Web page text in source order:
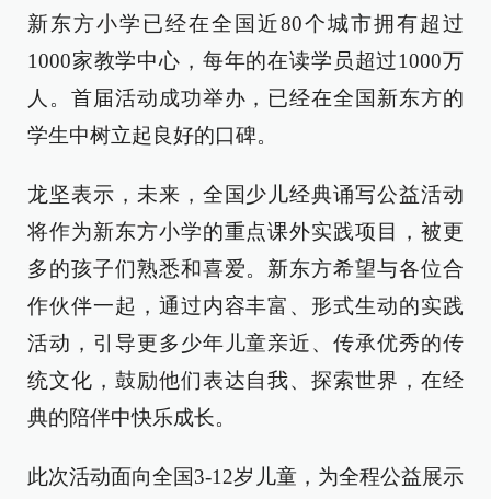
新东方小学已经在全国近80个城市拥有超过
1000家教学中心，每年的在读学员超过1000万
人。首届活动成功举办，已经在全国新东方的
学生中树立起良好的口碑。
龙坚表示，未来，全国少儿经典诵写公益活动
将作为新东方小学的重点课外实践项目，被更
多的孩子们熟悉和喜爱。新东方希望与各位合
作伙伴一起，通过内容丰富、形式生动的实践
活动，引导更多少年儿童亲近、传承优秀的传
统文化，鼓励他们表达自我、探索世界，在经
典的陪伴中快乐成长。
此次活动面向全国3-12岁儿童，为全程公益展示